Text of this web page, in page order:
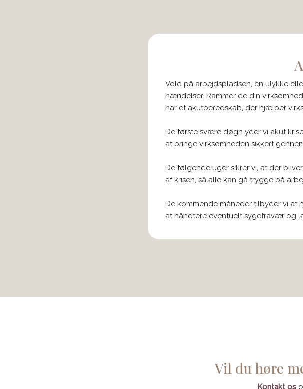
​Vold på arbejdspladsen, en ulykke
hændelser. Rammer de din
har et akutberedskab, der hjælper
De første svære døgn yder vi akut
at bringe virksomheden sikkert
De følgende uger sikrer vi, at der
af krisen, så alle kan gå trygge på
De kommende måneder tilbyder vi
at håndtere eventuelt sygefravær og
Vil du høre
Kontakt os